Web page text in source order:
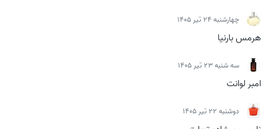
چهارشنبه 24 تیر 1405
هرمس بارنیا
سه شنبه 23 تیر 1405
امبر لوانت
دوشنبه 22 تیر 1405